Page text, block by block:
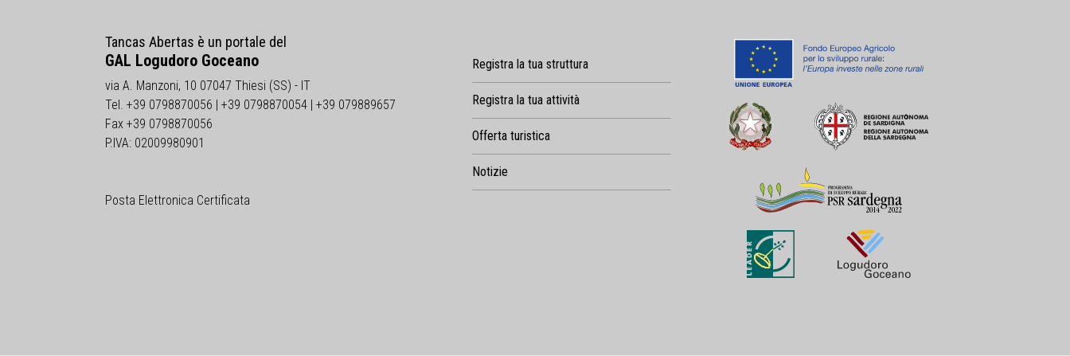
Tancas Abertas è un portale del
GAL Logudoro Goceano
via A. Manzoni, 10 07047 Thiesi (SS) - IT
Tel. +39 0798870056 | +39 0798870054 | +39 079889657
Fax +39 0798870056
P.IVA: 02009980901
Posta Elettronica Certificata
Registra la tua struttura
Registra la tua attività
Offerta turistica
Notizie